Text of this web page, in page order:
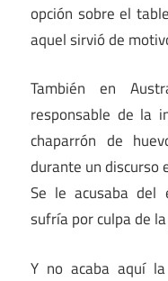
opción sobre el
aquel sirvió de
También en
responsable de la
chaparrón de
durante un discurso
Se le acusaba del
sufría por culpa de
Y no acaba aquí